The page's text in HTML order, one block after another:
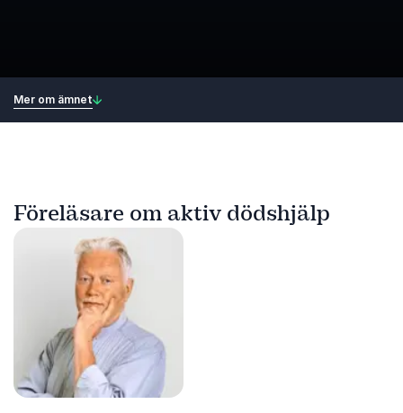
Mer om ämnet
Föreläsare om aktiv dödshjälp